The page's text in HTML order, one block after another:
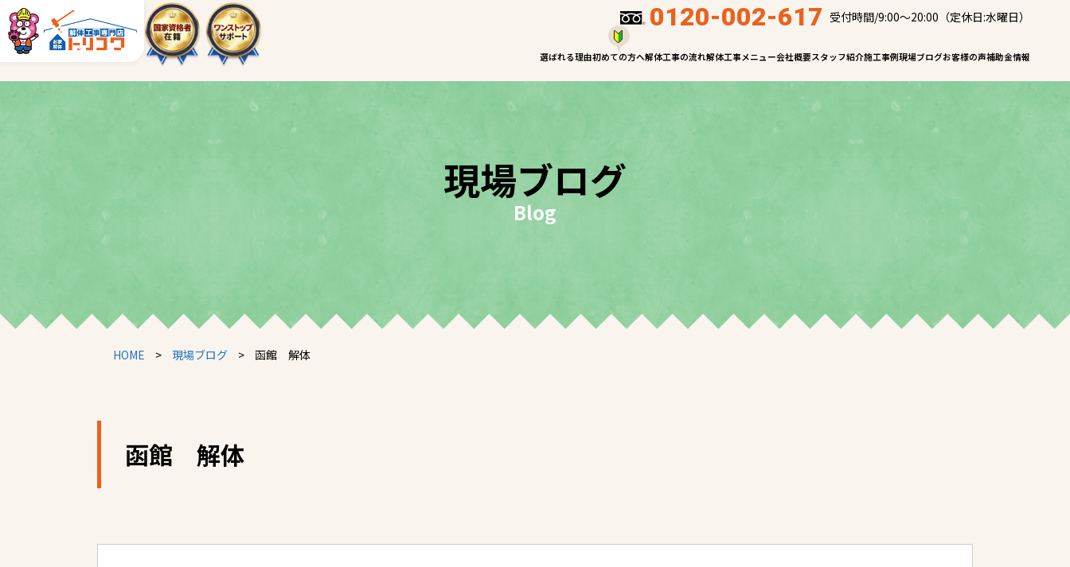
0120-002-617 受付時間/9:00～20:00（定休日:水曜日）
選ばれる理由初めての方へ解体工事の流れ解体工事メニュー会社概要スタッフ紹介施工事例現場ブログお客様の声補助金情報
現場ブログ
Blog
HOME > 現場ブログ > 函館 解体
函館 解体